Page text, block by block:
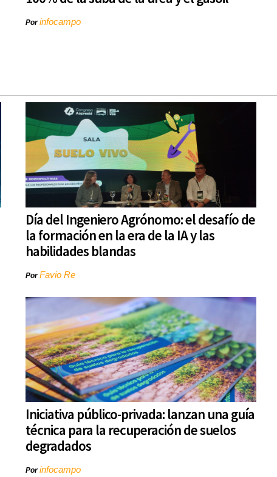
Porinfocampo
Día del Ingeniero Agrónomo: el desafío de
la formación en la era de la IA y las
habilidades blandas
PorFavio Re
Iniciativa público-privada: lanzan una guía
técnica para la recuperación de suelos
degradados
Porinfocampo